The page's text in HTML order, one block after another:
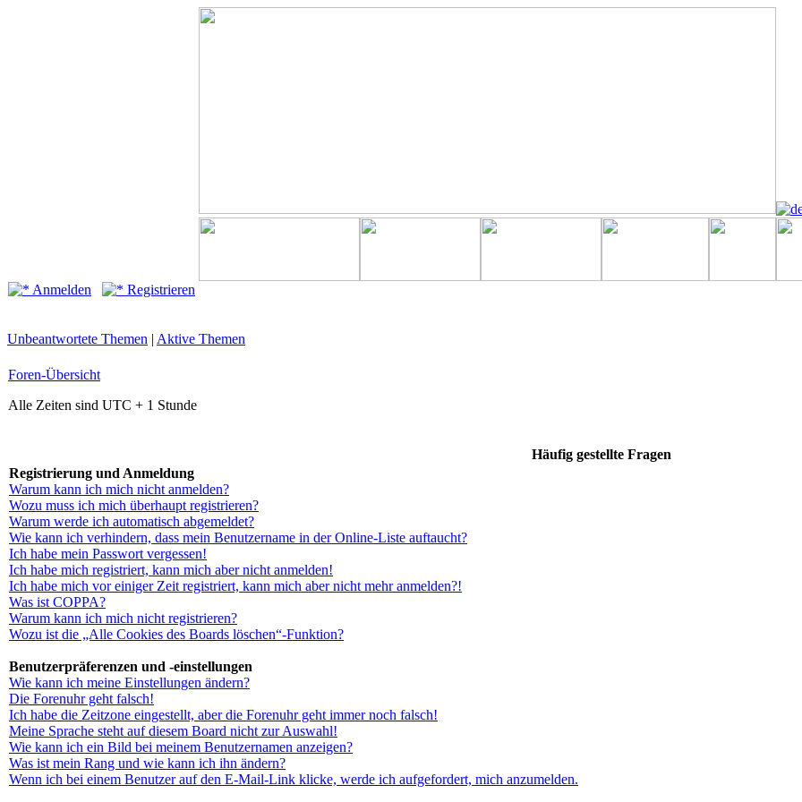
Anmelden Registrieren
Unbeantwortete Themen | Aktive Themen
Foren-Übersicht
Alle Zeiten sind UTC + 1 Stunde
Häufig gestellte Fragen
Registrierung und Anmeldung
Warum kann ich mich nicht anmelden?
Wozu muss ich mich überhaupt registrieren?
Warum werde ich automatisch abgemeldet?
Wie kann ich verhindern, dass mein Benutzername in der Online-Liste auftaucht?
Ich habe mein Passwort vergessen!
Ich habe mich registriert, kann mich aber nicht anmelden!
Ich habe mich vor einiger Zeit registriert, kann mich aber nicht mehr anmelden?!
Was ist COPPA?
Warum kann ich mich nicht registrieren?
Wozu ist die „Alle Cookies des Boards löschen“-Funktion?
Benutzerpräferenzen und -einstellungen
Wie kann ich meine Einstellungen ändern?
Die Forenuhr geht falsch!
Ich habe die Zeitzone eingestellt, aber die Forenuhr geht immer noch falsch!
Meine Sprache steht auf diesem Board nicht zur Auswahl!
Wie kann ich ein Bild bei meinem Benutzernamen anzeigen?
Was ist mein Rang und wie kann ich ihn ändern?
Wenn ich bei einem Benutzer auf den E-Mail-Link klicke, werde ich aufgefordert, mich anzumelden.